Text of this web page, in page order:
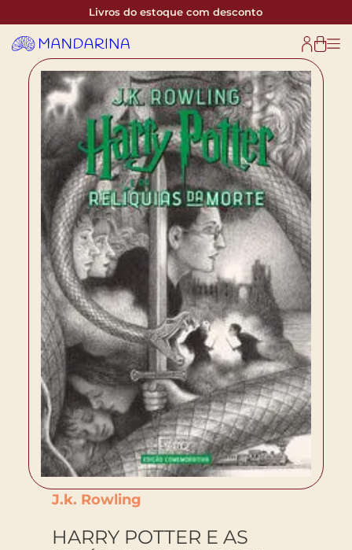
Livros do estoque com desconto
J.k. Rowling
HARRY POTTER E AS